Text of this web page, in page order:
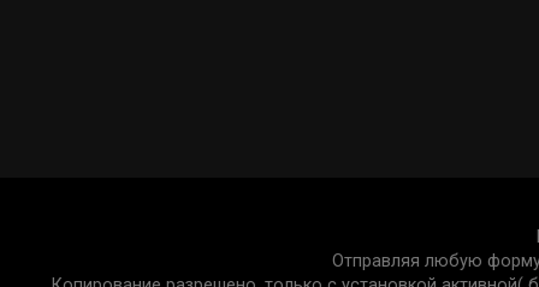
Отправляя любую форму